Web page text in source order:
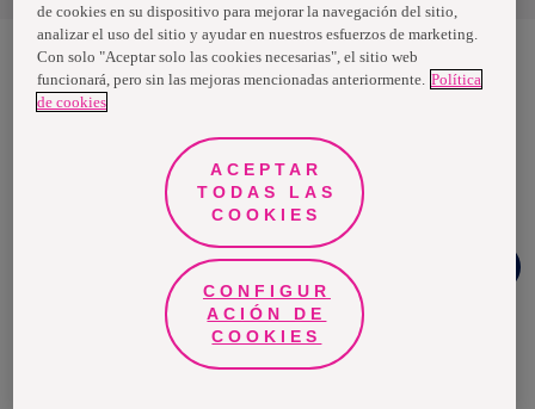
Nosotras, una marca de Essity - una compañía global líder en
higiene y salud. Cada día, mil millones de personas, en todo el
propósito es romper barreras por el bienestar en beneficio de
consumidores, pacientes, cuidadores, clientes y la sociedad en
general. Vendemos en aproximadamente 150 países bajo las
principales marcas globales TENA y Tork, así como otras marcas
como Actimove, Cutimed, JOBST, Knix, Leukoplast, Libero, Libresse,
Lotus, Modibodi, Nosotras, Saba, Tempo, TOM Organic y Zewa. En
2024, Essity tuvo ventas de aproximadamente 13 mil millones de
euros y empleó a 36,000 personas. La sede de la compañía está
ubicada en Estocolmo, Suecia, y Essity cotiza en Nasdaq Estocolmo.
Más información enwww.essity.com.
de cookies en su dispositivo para mejorar la navegación del sitio,
analizar el uso del sitio y ayudar en nuestros esfuerzos de marketing.
Con solo "Aceptar solo las cookies necesarias", el sitio web
funcionará, pero sin las mejoras mencionadas anteriormente. Política
de cookies
ACEPTAR
TODAS LAS
COOKIES
CONFIGUR
ACIÓN DE
COOKIES